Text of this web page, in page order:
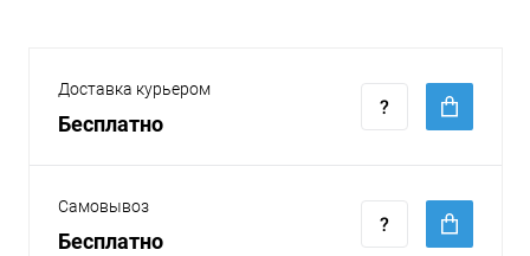
Доставка курьером
Бесплатно
Самовывоз
Бесплатно